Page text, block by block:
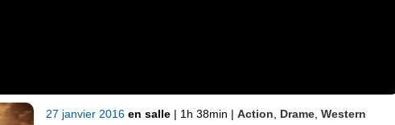
27 janvier 2016 en salle | 1h 38min | Action Drame Western